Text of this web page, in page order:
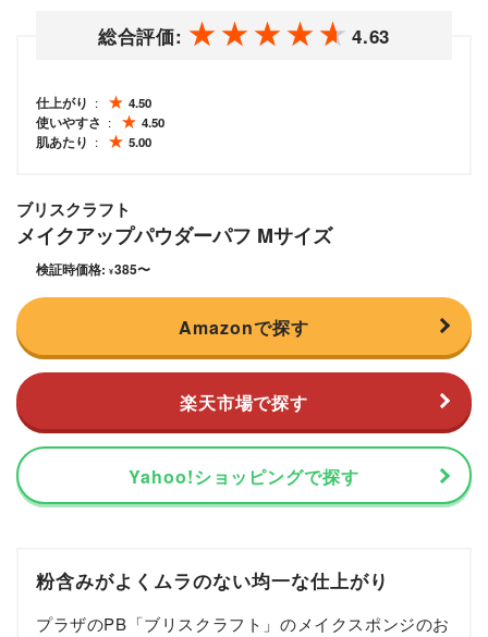
総合評価: 4.63
仕上がり
4.50
使いやすさ
4.50
肌あたり
5.00
ブリスクラフト
メイクアップパウダーパフ Mサイズ
検証時価格: ¥385〜
Amazonで探す
楽天市場で探す
Yahoo!ショッピングで探す
粉含みがよくムラのない均一な仕上がり
プラザのPB「ブリスクラフト」のメイクスポンジのお